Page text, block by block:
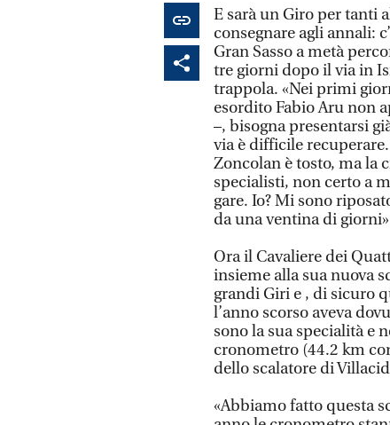
E sarà un Giro per tanti
consegnare agli annali:
Gran Sasso a metà
tre giorni dopo il via in
trappola. «Nei primi
esordito Fabio Aru non
–, bisogna presentarsi
via è difficile
Zoncolan è tosto, ma la
specialisti, non certo a
gare. Io? Mi sono
da una ventina di
Ora il Cavaliere dei
insieme alla sua nuova
grandi Giri e , di sicuro
l’anno scorso aveva
sono la sua specialità e
cronometro (44.2 km
dello scalatore di
«Abbiamo fatto questa